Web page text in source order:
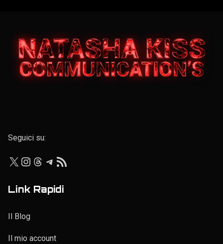
Elenco personale
Seguici su:
X Instagram
Threads
Telegram
Link Rapidi
Il Blog
Il mio account